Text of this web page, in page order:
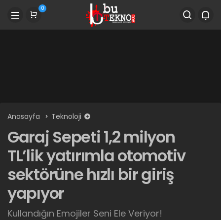
0
Anasayfa Teknoloji
Garaj Sepeti 1,2 milyon
TL’lik yatırımla otomotiv
sektörüne hızlı bir giriş
yapıyor
Kullandığın Emojiler Seni Ele Veriyor!